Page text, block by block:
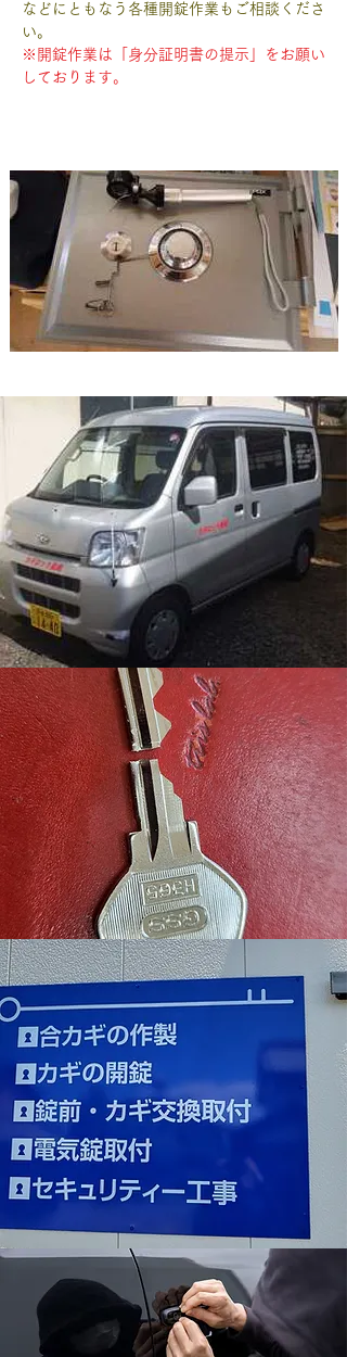
などにともなう各種開錠作業もご相談くださ
い。
※開錠作業は「身分証明書の提示」をお願い
しております。